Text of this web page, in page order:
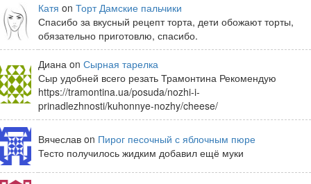
Катя on Торт Дамские пальчики
Спасибо за вкусный рецепт торта, дети обожают торты,
обязательно приготовлю, спасибо.
Диана on Сырная тарелка
Сыр удобней всего резать Трамонтина Рекомендую
https://tramontina.ua/posuda/nozhi-i-
prinadlezhnosti/kuhonnye-nozhy/cheese/
Вячеслав on Пирог песочный с яблочным пюре
Тесто получилось жидким добавил ещё муки